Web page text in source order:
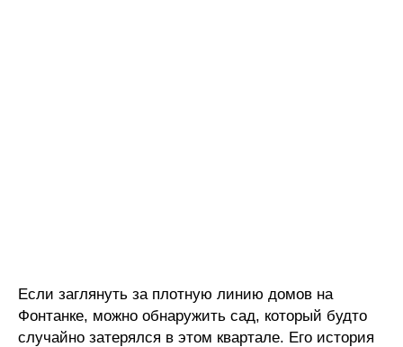
Если заглянуть за плотную линию домов на
Фонтанке, можно обнаружить сад, который будто
случайно затерялся в этом квартале. Его история